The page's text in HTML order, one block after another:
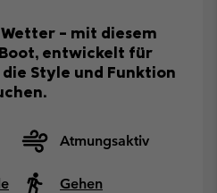
– mit diesem
entwickelt für
Style und Funktion
Atmungsaktiv
Gehen